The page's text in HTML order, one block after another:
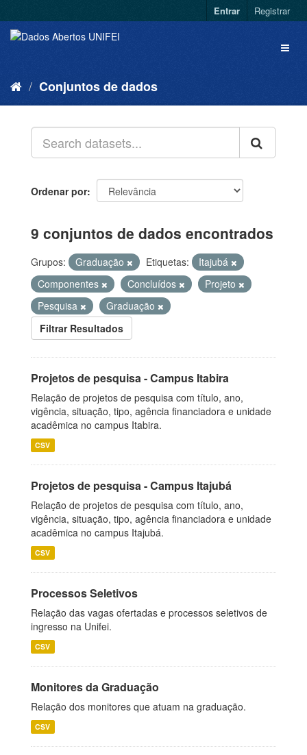
Entrar Registrar
Conjuntos de dados
Ordenar por
9 conjuntos de dados encontrados
Grupos: Graduação Etiquetas:
Itajubá
Componentes
Concluídos
Projeto
Pesquisa
Graduação
Filtrar Resultados
Projetos de pesquisa - Campus Itabira
Relação de projetos de pesquisa com título, ano,
vigência, situação, tipo, agência financiadora e unidade
acadêmica no campus Itabira.
CSV
Projetos de pesquisa - Campus Itajubá
Relação de projetos de pesquisa com título, ano,
vigência, situação, tipo, agência financiadora e unidade
acadêmica no campus Itajubá.
CSV
Processos Seletivos
Relação das vagas ofertadas e processos seletivos de
ingresso na Unifei.
CSV
Monitores da Graduação
Relação dos monitores que atuam na graduação.
CSV